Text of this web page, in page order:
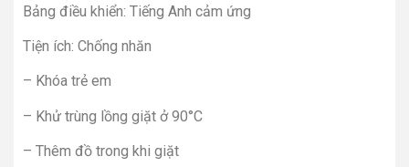
Bảng điều khiển: Tiếng Anh cảm ứng
Tiện ích: Chống nhăn
– Khóa trẻ em
– Khử trùng lồng giặt ở 90°C
– Thêm đồ trong khi giặt